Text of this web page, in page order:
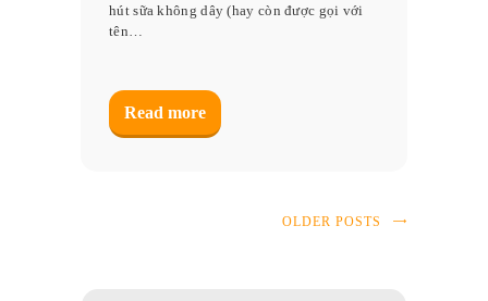
hút sữa không dây (hay còn được gọi với
tên…
Read more
OLDER POSTS